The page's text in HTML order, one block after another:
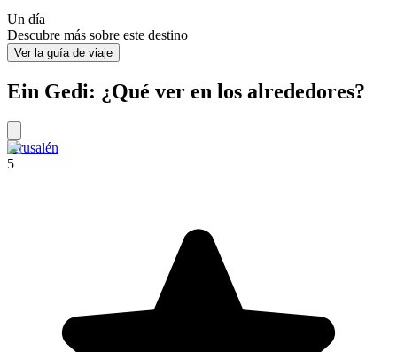
Un día
Descubre más sobre este destino
Ver la guía de viaje
Ein Gedi: ¿Qué ver en los alrededores?
Jerusalén
5